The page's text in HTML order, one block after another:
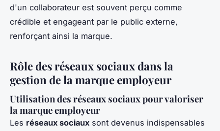
d'un collaborateur est souvent perçu comme
crédible et engageant par le public externe,
renforçant ainsi la marque.
Rôle des réseaux sociaux dans la
gestion de la marque employeur
Utilisation des réseaux sociaux pour valoriser
la marque employeur
Les réseaux sociaux sont devenus indispensables